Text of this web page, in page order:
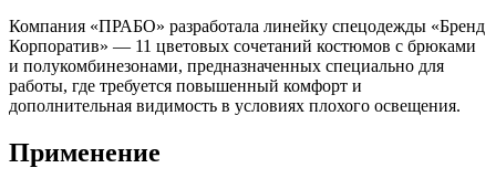
Компания «ПРАБО» разработала линейку спецодежды «Бренд
Корпоратив» — 11 цветовых сочетаний костюмов с брюками
и полукомбинезонами, предназначенных специально для
работы, где требуется повышенный комфорт и
дополнительная видимость в условиях плохого освещения.
Применение